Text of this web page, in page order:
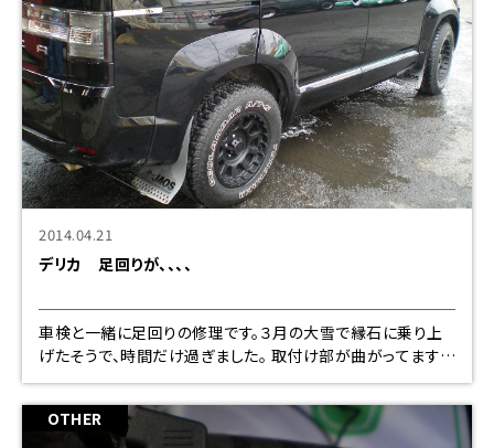
2014.04.21
デリカ 足回りが、、、、
車検と一緒に足回りの修理です。３月の大雪で縁石に乗り上
げたそうで、時間だけ過ぎました。 取付け部が曲がってます。
ちょっと分りずらいですが、下の写真で、曲がった所のペイント
が割れ
OTHER